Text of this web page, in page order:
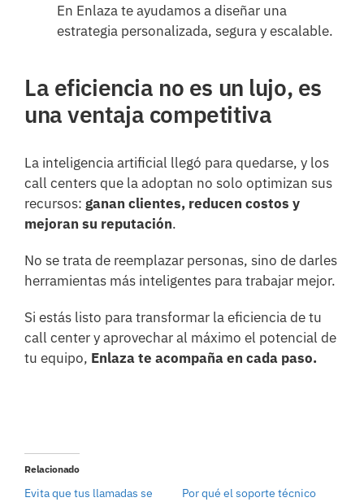
En Enlaza te ayudamos a diseñar una
estrategia personalizada, segura y escalable.
La eficiencia no es un lujo, es
una ventaja competitiva
La inteligencia artificial llegó para quedarse, y los
call centers que la adoptan no solo optimizan sus
recursos: ganan clientes, reducen costos y
mejoran su reputación.
No se trata de reemplazar personas, sino de darles
herramientas más inteligentes para trabajar mejor.
Si estás listo para transformar la eficiencia de tu
call center y aprovechar al máximo el potencial de
tu equipo, Enlaza te acompaña en cada paso.
Relacionado
Evita que tus llamadas se
Por qué el soporte técnico